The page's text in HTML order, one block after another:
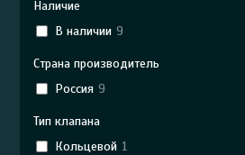
Наличие
В наличии 9
Страна производитель
Россия 9
Тип клапана
Кольцевой 1